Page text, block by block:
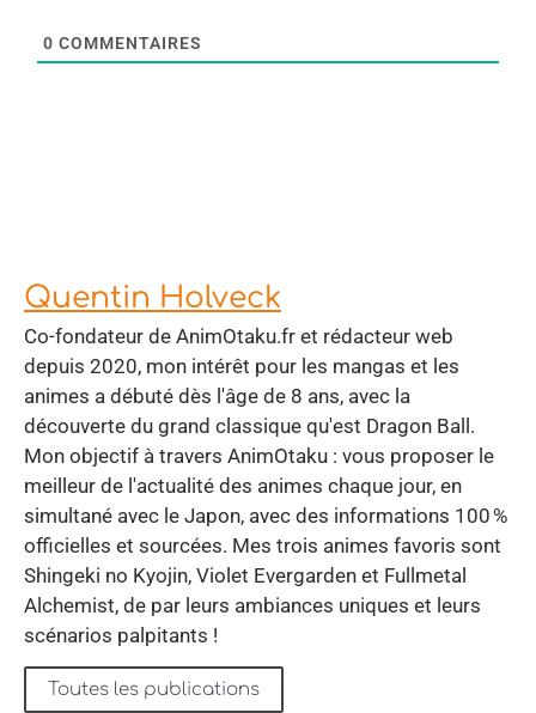
0 COMMENTAIRES
Quentin Holveck
Co-fondateur de AnimOtaku.fr et rédacteur web
depuis 2020, mon intérêt pour les mangas et les
animes a débuté dès l'âge de 8 ans, avec la
découverte du grand classique qu'est Dragon Ball.
Mon objectif à travers AnimOtaku : vous proposer le
meilleur de l'actualité des animes chaque jour, en
simultané avec le Japon, avec des informations 100 %
officielles et sourcées. Mes trois animes favoris sont
Shingeki no Kyojin, Violet Evergarden et Fullmetal
Alchemist, de par leurs ambiances uniques et leurs
scénarios palpitants !
Toutes les publications